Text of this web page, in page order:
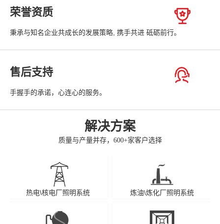
荣誉资质
秉承与知名企业共成长的发展策略, 携手共进 砥砺前行。
售后支持
手握手的承诺，心连心的服务。
解决方案
质量与产量并存，600+家客户选择
热电\核电厂照明系统 炼油\炼化厂照明系统